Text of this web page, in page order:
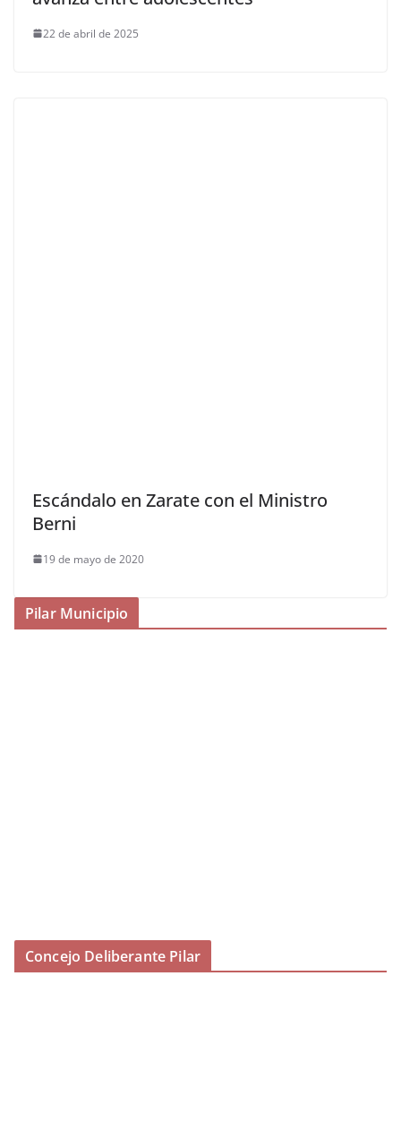
22 de abril de 2025
Escándalo en Zarate con el Ministro
Berni
19 de mayo de 2020
Pilar Municipio
Concejo Deliberante Pilar